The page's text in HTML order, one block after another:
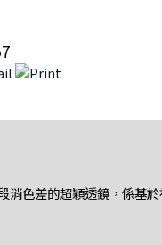
消色差的超穎透鏡，係基